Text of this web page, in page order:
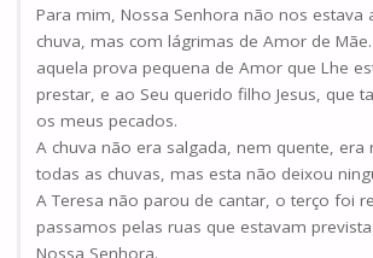
Para mim, Nossa Senhora não nos estava
chuva, mas com lágrimas de Amor de
aquela prova pequena de Amor que Lhe
prestar, e ao Seu querido filho Jesus, que
os meus pecados.
A chuva não era salgada, nem quente, era
todas as chuvas, mas esta não deixou
A Teresa não parou de cantar, o terço foi
passamos pelas ruas que estavam
Nossa Senhora.